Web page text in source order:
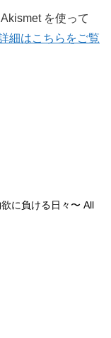
を使って
細はこちらをご覧
に負ける日々〜 All